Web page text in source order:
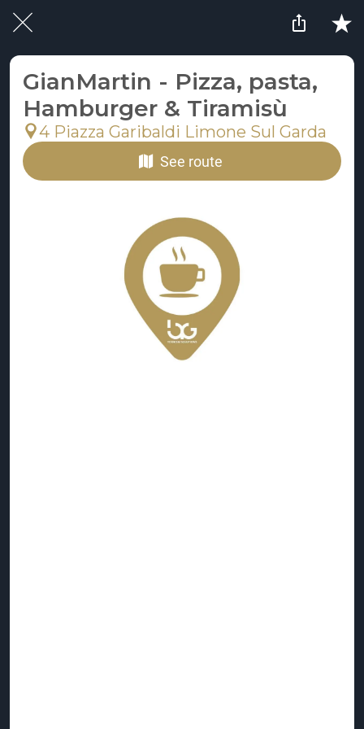
GianMartin - Pizza, pasta,
Hamburger & Tiramisù
4 Piazza Garibaldi Limone Sul Garda
See route